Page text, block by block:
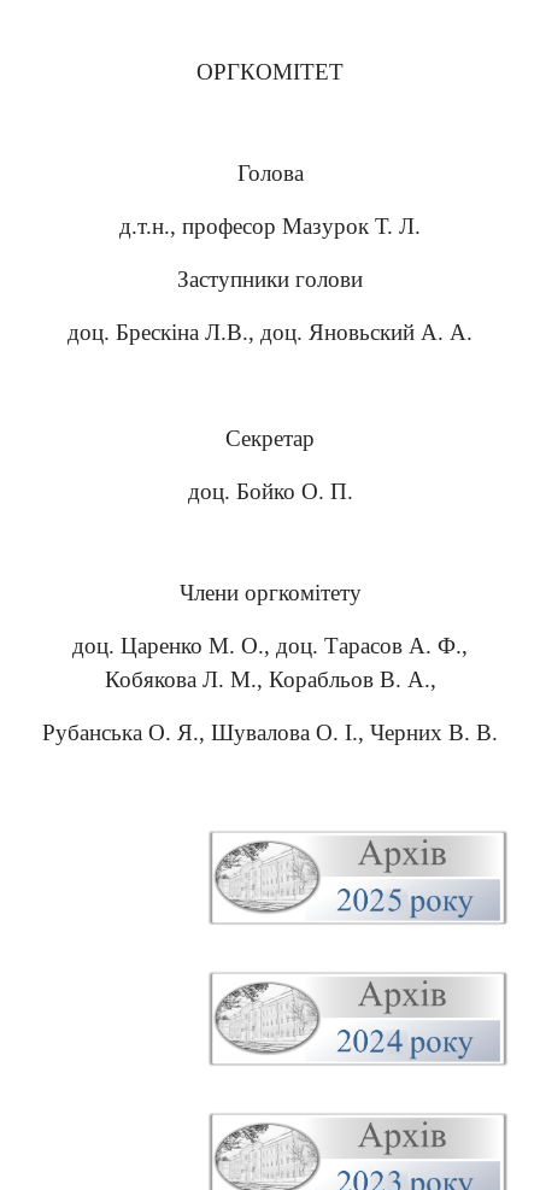
ОРГКОМІТЕТ
Голова
д.т.н., професор Мазурок Т. Л.
Заступники голови
доц. Брескіна Л.В., доц. Яновьский А. А.
Секретар
доц. Бойко О. П.
Члени оргкомітету
доц. Царенко М. О., доц. Тарасов А. Ф.,
Кобякова Л. М., Корабльов В. А.,
Рубанська О. Я., Шувалова О. І., Черних В. В.